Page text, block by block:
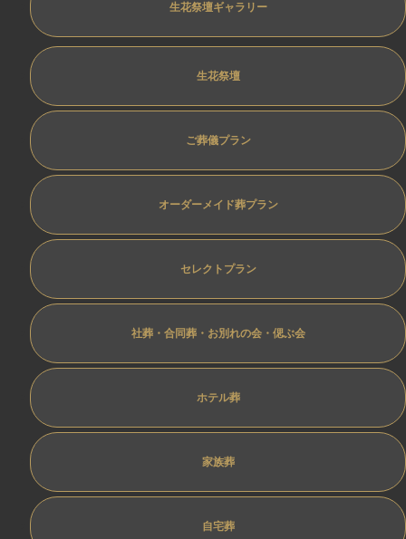
生花祭壇ギャラリー
生花祭壇
ご葬儀プラン
オーダーメイド葬プラン
セレクトプラン
社葬・合同葬・お別れの会・偲ぶ会
ホテル葬
家族葬
自宅葬